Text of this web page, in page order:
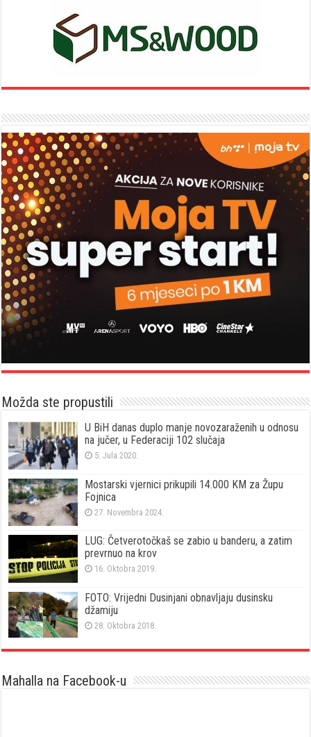
Možda ste propustili
U BiH danas duplo manje novozaraženih u odnosu
na jučer, u Federaciji 102 slučaja
5. Jula 2020.
Mostarski vjernici prikupili 14.000 KM za Župu
Fojnica
27. Novembra 2024.
LUG: Četverotočkaš se zabio u banderu, a zatim
prevrnuo na krov
16. Oktobra 2019.
FOTO: Vrijedni Dusinjani obnavljaju dusinsku
džamiju
28. Oktobra 2018.
Mahalla na Facebook-u